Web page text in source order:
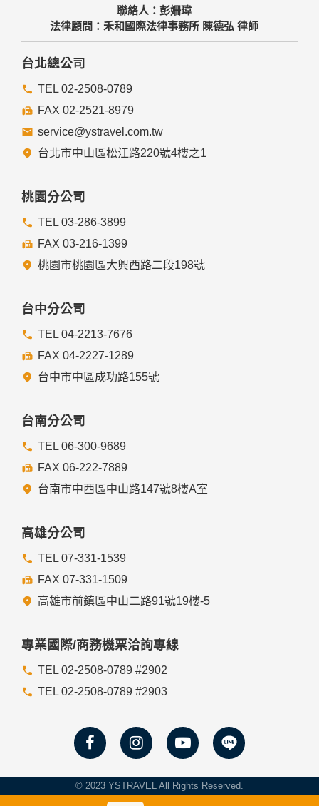
如因業務需要有必要委託其他單位提供服務時，本網站亦會嚴
格要求其遵守保密義務，並且採取必要檢查程序以確定其將確
實遵守。
四、網站對外的相關連結
提供的連結，點選進入其他網站。但該連結網站不適用本網站
的隱私權保護政策，您必須參考該連結網站中的隱私權保護政
策。
五、與第三人共用個人資料之政策
本網站絕不會提供、交換、出租或出售任何您的個人資料給其
他個人、團體、私人企業或公務機關，但有法律依據或合約義
務者，不在此限。
前項但書之情形包括不限於：
經由您書面同意。
法律明文規定。
與公務機關或學術研究機構合作，基於公共利益為統計或學術
研究而有必要，且資料經過提供者處理或蒐集者依其揭露方式
無從識別特定之當事人。
當您在網站的行為，違反服務條款或可能損害或妨礙網站與其
揭露您的個人資料是為了辨識、聯絡或採取法律行動所必要
者。
本網站委託廠商協助蒐集、處理或利用您的個人資料時，將對
委外廠商或個人善盡監督管理之責。
六、Cookie之使用
為了提供您最佳的服務，本網站會在您的電腦中放置並取用我
們的Cookie，若您不願接受Cookie的寫入，您可在您使用的
瀏覽器功能項中設定隱私權等級為高，即可拒絕Cookie的寫
七、隱私權保護政策之修正
款將刊登於網站上。
聯絡人：彭姍瑋
法律顧問：禾和國際法律事務所 陳德弘 律師
台北總公司
TEL 02-2508-0789
FAX 02-2521-8979
service@ystravel.com.tw
台北市中山區松江路220號4樓之1
桃園分公司
TEL 03-286-3899
FAX 03-216-1399
桃園市桃園區大興西路二段198號
台中分公司
TEL 04-2213-7676
FAX 04-2227-1289
台中市中區成功路155號
台南分公司
TEL 06-300-9689
FAX 06-222-7889
台南市中西區中山路147號8樓A室
高雄分公司
TEL 07-331-1539
FAX 07-331-1509
高雄市前鎮區中山二路91號19樓-5
專業國際/商務機票洽詢專線
TEL 02-2508-0789 #2902
TEL 02-2508-0789 #2903
© 2023 YSTRAVEL All Rights Reserved.